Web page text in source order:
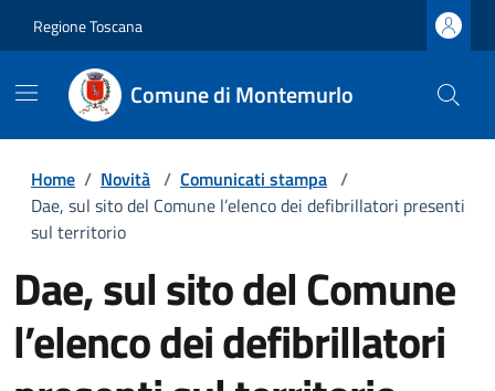
Regione Toscana
Comune di Montemurlo
Home / Novità / Comunicati stampa /
Dae, sul sito del Comune l’elenco dei defibrillatori presenti
sul territorio
Dae, sul sito del Comune
l’elenco dei defibrillatori